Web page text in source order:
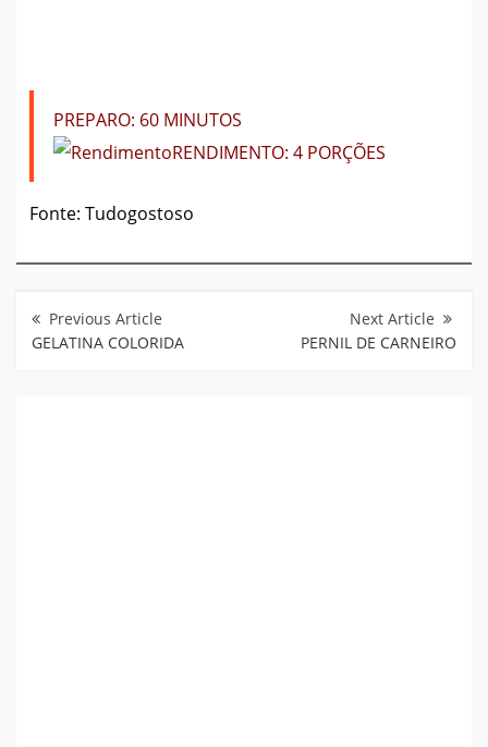
PREPARO: 60 MINUTOS
RENDIMENTO: 4 PORÇÕES
Fonte: Tudogostoso
de
Post
GELATINA COLORIDA PERNIL DE CARNEIRO